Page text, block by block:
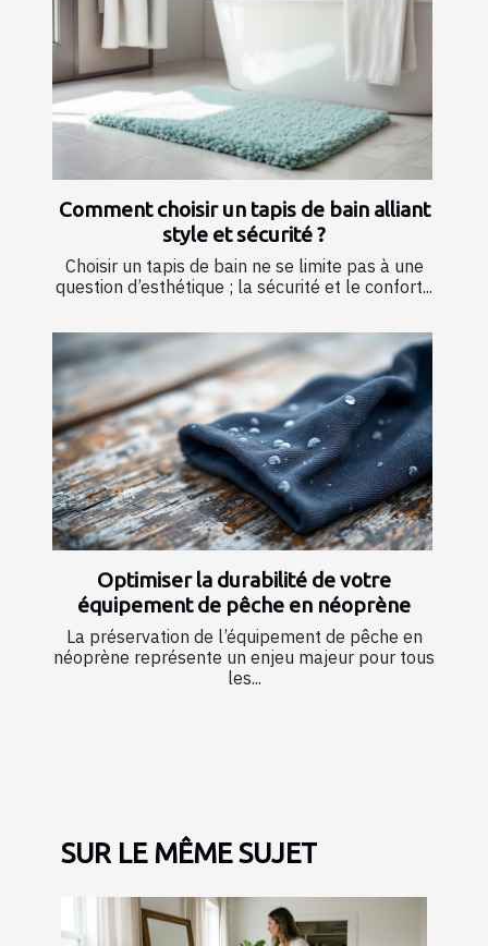
Comment choisir un tapis de bain alliant
style et sécurité ?
Choisir un tapis de bain ne se limite pas à une
question d’esthétique ; la sécurité et le confort...
Optimiser la durabilité de votre
équipement de pêche en néoprène
La préservation de l’équipement de pêche en
néoprène représente un enjeu majeur pour tous
les...
SUR LE MÊME SUJET